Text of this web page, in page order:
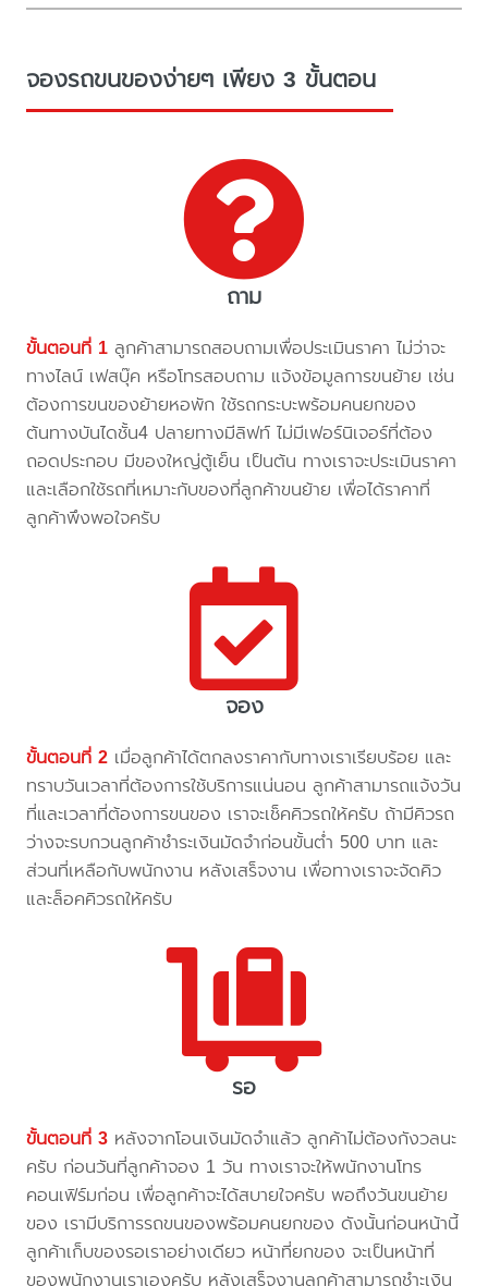
จองรถขนของง่ายๆ เพียง 3 ขั้นตอน
ถาม
ขั้นตอนที่ 1 ลูกค้าสามารถสอบถามเพื่อประเมินราคา ไม่ว่าจะ
ทางไลน์ เฟสบุ๊ค หรือโทรสอบถาม แจ้งข้อมูลการขนย้าย เช่น
ต้องการขนของย้ายหอพัก ใช้รถกระบะพร้อมคนยกของ
ต้นทางบันไดชั้น4 ปลายทางมีลิฟท์ ไม่มีเฟอร์นิเจอร์ที่ต้อง
ถอดประกอบ มีของใหญ่ตู้เย็น เป็นต้น ทางเราจะประเมินราคา
และเลือกใช้รถที่เหมาะกับของที่ลูกค้าขนย้าย เพื่อได้ราคาที่
ลูกค้าพึงพอใจครับ
จอง
ขั้นตอนที่ 2 เมื่อลูกค้าได้ตกลงราคากับทางเราเรียบร้อย และ
ทราบวันเวลาที่ต้องการใช้บริการแน่นอน ลูกค้าสามารถแจ้งวัน
ที่และเวลาที่ต้องการขนของ เราจะเช็คคิวรถให้ครับ ถ้ามีคิวรถ
ว่างจะรบกวนลูกค้าชำระเงินมัดจำก่อนขั้นต่ำ 500 บาท และ
ส่วนที่เหลือกับพนักงาน หลังเสร็จงาน เพื่อทางเราจะจัดคิว
และล็อคคิวรถให้ครับ
รอ
ขั้นตอนที่ 3 หลังจากโอนเงินมัดจำแล้ว ลูกค้าไม่ต้องกังวลนะ
ครับ ก่อนวันที่ลูกค้าจอง 1 วัน ทางเราจะให้พนักงานโทร
คอนเฟิร์มก่อน เพื่อลูกค้าจะได้สบายใจครับ พอถึงวันขนย้าย
ของ เรามีบริการรถขนของพร้อมคนยกของ ดังนั้นก่อนหน้านี้
ลูกค้าเก็บของรอเราอย่างเดียว หน้าที่ยกของ จะเป็นหน้าที่
ของพนักงานเราเองครับ หลังเสร็จงานลูกค้าสามารถชำะเงิน